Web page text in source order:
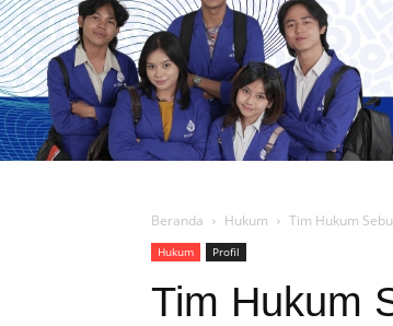
Beranda Hukum Tim Hukum
Hukum Profil
Tim Hukum